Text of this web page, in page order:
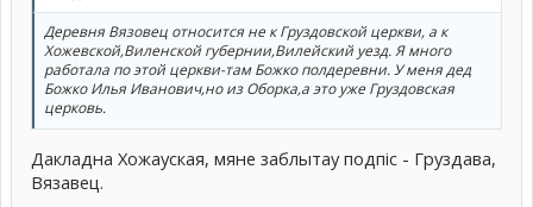
Деревня Вязовец относится не к Груздовской церкви, а к
Хожевской,Виленской губернии,Вилейский уезд. Я много
работала по этой церкви-там Божко полдеревни. У меня дед
Божко Илья Иванович,но из Оборка,а это уже Груздовская
церковь.
Дакладна Хожауская, мяне заблытау подпiс - Груздава,
Вязавец.